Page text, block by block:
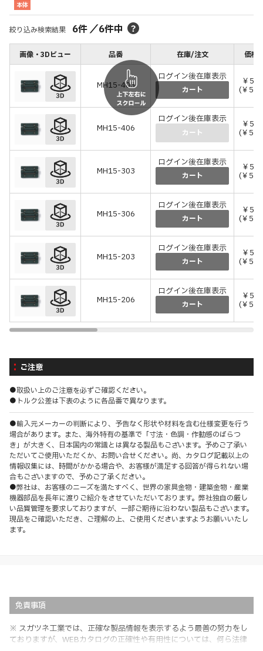
本体
絞り込み検索結果 6件／6件中
画像・3Dビュー 品番 在庫/注文 価格(
MH15-403
ログイン後在庫表示
カート
￥
(￥
MH15-406
ログイン後在庫表示
カート
￥
(￥
MH15-303
ログイン後在庫表示
カート
￥
(￥
MH15-306
ログイン後在庫表示
カート
￥
(￥
MH15-203
ログイン後在庫表示
カート
￥
(￥
MH15-206
ログイン後在庫表示
カート
￥
(￥
ご注意
●取扱い上のご注意を必ずご確認ください。
●トルク公差は下表のように各品番で異なります。
●輸入元メーカーの判断により、予告なく形状や材料を含む仕様変更を行う
場合があります。また、海外特有の基準で「寸法・色調・作動感のばらつ
き」が大きく、日本国内の常識とは異なる製品もございます。予めご了承い
ただいてご使用いただくか、お問い合せください。尚、カタログ記載以上の
情報収集には、時間がかかる場合や、お客様が満足する回答が得られない場
合もございますので、予めご了承ください。
●弊社は、お客様のニーズを満たすべく、世界の家具金物・建築金物・産業
機器部品を長年に渡りご紹介をさせていただいております。弊社独自の厳し
い品質管理を要求しておりますが、一部ご期待に沿わない製品もございます。
現品をご確認いただき、ご理解の上、ご使用くださいますようお願いいたし
ます。
免責事項
※ スガツネ工業では、正確な製品情報を表示するよう最善の努力をし
ておりますが、WEBカタログの正確性や有用性については、何ら法律